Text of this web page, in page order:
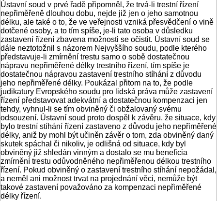
Ústavní soud v prvé řadě připomněl, že trvá-li trestní řízení
nepřiměřeně dlouhou dobu, nejde již jen o jeho samotnou
délku, ale také o to, že ve veřejnosti vzniká přesvědčení o vině
dotčené osoby, a to tím spíše, je-li tato osoba v důsledku
zastavení řízení zbavena možnosti se očistit. Ústavní soud se
dále neztotožnil s názorem Nejvyššího soudu, podle kterého
představuje-li zmírnění trestu samo o sobě dostatečnou
nápravu nepřiměřené délky trestního řízení, tím spíše je
dostatečnou nápravou zastavení trestního stíhání z důvodu
jeho nepřiměřené délky. Poukázal přitom na to, že podle
judikatury Evropského soudu pro lidská práva může zastavení
řízení představovat adekvátní a dostatečnou kompenzaci jen
tehdy, vyhnul-li se tím obviněný či obžalovaný svému
odsouzení. Ústavní soud proto dospěl k závěru, že situace, kdy
bylo trestní stíhání řízení zastaveno z důvodu jeho nepřiměřené
délky, aniž by mohl být učiněn závěr o tom, zda obviněný daný
skutek spáchal či nikoliv, je odlišná od situace, kdy byl
obviněný již shledán vinným a dostalo se mu beneficia
zmírnění trestu odůvodněného nepřiměřenou délkou trestního
řízení. Pokud obviněný o zastavení trestního stíhání nepožádal,
a neměl ani možnost trvat na projednání věci, nemůže být
takové zastavení považováno za kompenzaci nepřiměřené
délky řízení.